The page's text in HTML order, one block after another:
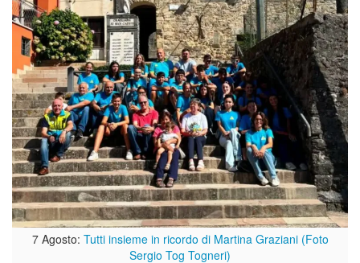
7 Agosto: Tutti insieme in ricordo di Martina Graziani (Foto
Sergio Tog Togneri)